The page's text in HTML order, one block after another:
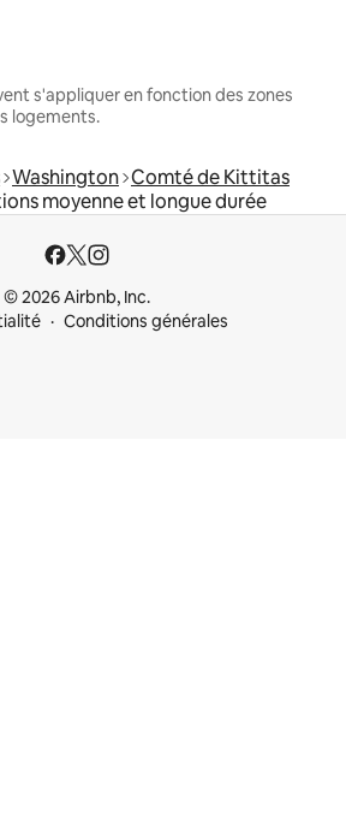
s'appliquer en fonction des zones
logements.
Washington Comté de Kittitas
moyenne et longue durée
© 2026 Airbnb, Inc.
Conditions générales